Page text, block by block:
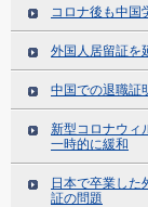
コロナ後も中国
外国人居留証を
中国での退職証
新型コロナウィ
一時的に緩和
日本で卒業した
証の問題